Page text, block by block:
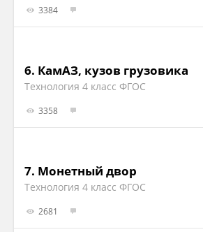
3384
6. КамАЗ, кузов грузовика
Технология 4 класс ФГОС
3358
7. Монетный двор
Технология 4 класс ФГОС
2681